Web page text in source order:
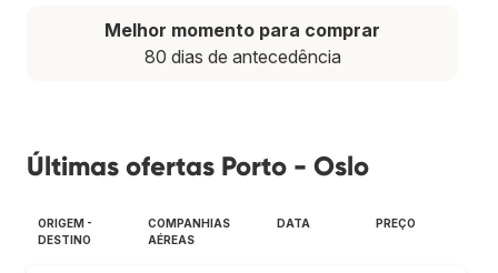
Melhor momento para comprar
80 dias de antecedência
Últimas ofertas Porto - Oslo
ORIGEM -
DESTINO
COMPANHIAS
AÉREAS
DATA PREÇO